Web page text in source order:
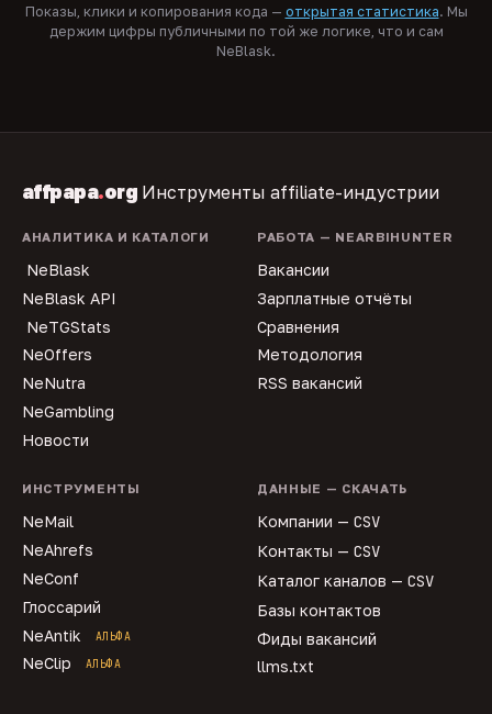
Показы, клики и копирования кода — открытая статистика. Мы
держим цифры публичными по той же логике, что и сам
NeBlask.
affpapa.org Инструменты affiliate-индустрии
АНАЛИТИКА И КАТАЛОГИ
NeBlask
NeBlask API
NeTGStats
NeOffers
NeNutra
NeGambling
Новости
РАБОТА — NEARBIHUNTER
Вакансии
Зарплатные отчёты
Сравнения
Методология
RSS вакансий
ИНСТРУМЕНТЫ
NeMail
NeAhrefs
NeConf
Глоссарий
NeAntik
АЛЬФА
NeClip АЛЬФА
ДАННЫЕ — СКАЧАТЬ
Компании — CSV
Контакты — CSV
Каталог каналов — CSV
Базы контактов
Фиды вакансий
llms.txt